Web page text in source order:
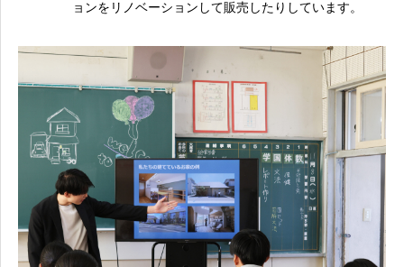
ョンをリノベーションして販売したりしています。